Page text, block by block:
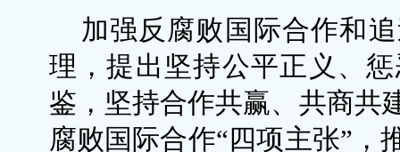
加强反腐败国际合作和
理，提出坚持公平正义、
鉴，坚持合作共赢、共商共
腐败国际合作“四项主张”，